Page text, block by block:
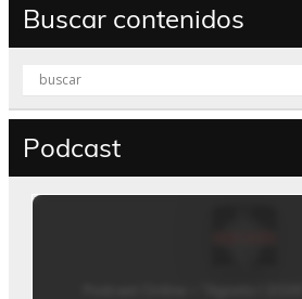
Buscar contenidos
Podcast